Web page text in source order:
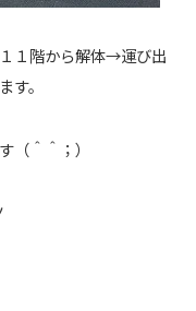
１階から解体→運び出
す。
（＾＾；）